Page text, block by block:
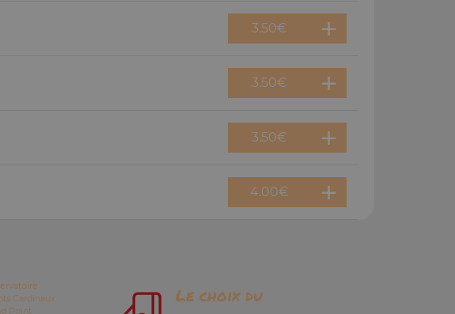
3.50€
3.50€
3.50€
4.00€
Cardinaux
Point
Le choix du